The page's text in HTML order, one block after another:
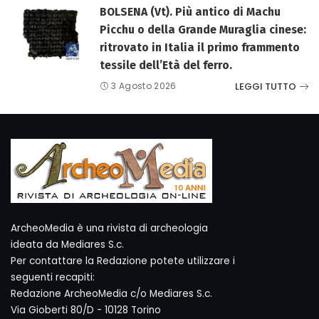
BOLSENA (Vt). Più antico di Machu
Picchu o della Grande Muraglia cinese:
ritrovato in Italia il primo frammento
tessile dell’Età del ferro.
3 Agosto 2026 LEGGI TUTTO
ArcheoMedia è una rivista di archeologia
ideata da Mediares S.c.
Per contattare la Redazione potete utilizzare i
seguenti recapiti:
Redazione ArcheoMedia c/o Mediares S.c.
Via Gioberti 80/D - 10128 Torino